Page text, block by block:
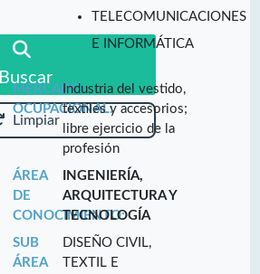
Buscar
Limpiar
TELECOMUNICACIONES
E INFORMÁTICA
MERCADO
OCUPACIONAL:
Industria del vestido,
textiles y accesorios;
libre ejercicio de la
profesión
ÁREA
DE
CONOCIMIENTO:
INGENIERÍA,
ARQUITECTURA Y
TECNOLOGÍA
SUB
ÁREA
DISEÑO CIVIL,
TEXTIL E